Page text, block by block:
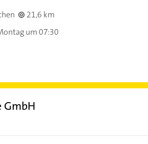
21,6 km
um 07:30
GmbH